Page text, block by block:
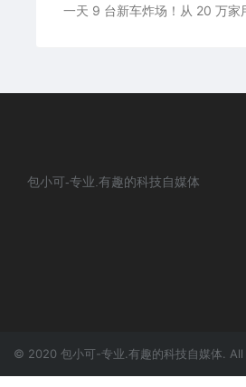
包小可-专业.有趣的科技自媒体
© 2020 包小可-专业.有趣的科技自媒体.